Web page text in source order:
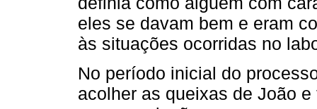
eles se davam bem e eram
às situações ocorridas no
No período inicial do
acolher as queixas de João